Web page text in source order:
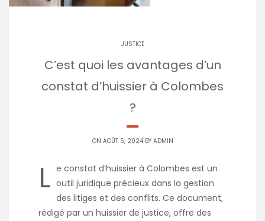
JUSTICE
C’est quoi les avantages d’un
constat d’huissier à Colombes
?
ON AOÛT 5, 2024 BY ADMIN
L e constat d’huissier à Colombes est un
outil juridique précieux dans la gestion
des litiges et des conflits. Ce document,
rédigé par un huissier de justice, offre des